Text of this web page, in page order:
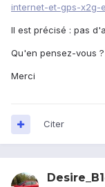
internet-et-gps-x2g-
Il est précisé : pas
Qu'en pensez-vous ?
Merci
Citer